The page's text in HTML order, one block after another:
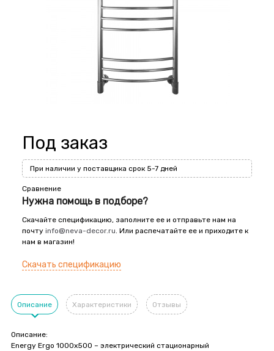
Под заказ
При наличии у поставщика срок 5-7 дней
Сравнение
Нужна помощь в подборе?
Скачайте спецификацию, заполните ее и отправьте нам на
почту info@neva-decor.ru. Или распечатайте ее и приходите к
нам в магазин!
Скачать спецификацию
Описание Характеристики Отзывы
Описание:
Energy Ergo 1000x500 – электрический стационарный